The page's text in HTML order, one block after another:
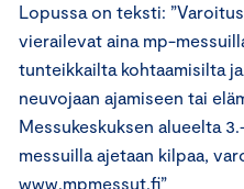
Lopussa on teksti:
vierailevat aina mp-
tunteikkailta kohtaamisilta
neuvojaan ajamiseen tai
Messukeskuksen alueelta
messuilla ajetaan kilpaa,
www.mpmessut.fi”